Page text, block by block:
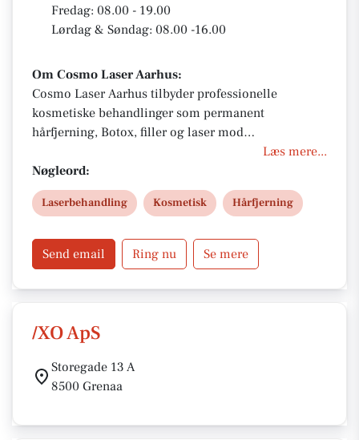
Fredag: 08.00 - 19.00
Lørdag & Søndag: 08.00 -16.00
Om Cosmo Laser Aarhus:
Cosmo Laser Aarhus tilbyder professionelle
kosmetiske behandlinger som permanent
hårfjerning, Botox, filler og laser mod
karsprængninger og pigmentforandringer. Klinikken
er centralt beliggende og let tilgængelig med både
bil og offentlig transport. Book en gratis
konsultation og få personlig rådgivning af erfarne
Læs mere...
Nøgleord:
Laserbehandling Kosmetisk Hårfjerning
Send email Ring nu Se mere
/XO ApS
Storegade 13 A
8500 Grenaa